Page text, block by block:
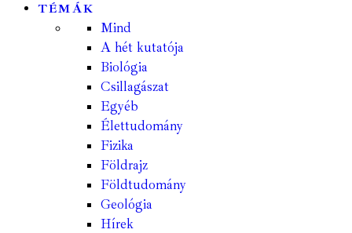
TÉMÁK
Mind
A hét kutatója
Biológia
Csillagászat
Egyéb
Élettudomány
Fizika
Földrajz
Földtudomány
Geológia
Hírek